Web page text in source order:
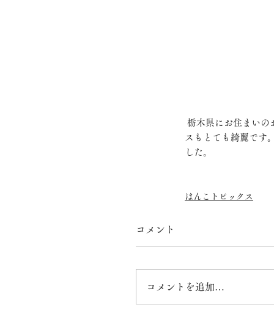
スもとても綺麗です
した。
はんこトピックス
コメント
コメントを追加…